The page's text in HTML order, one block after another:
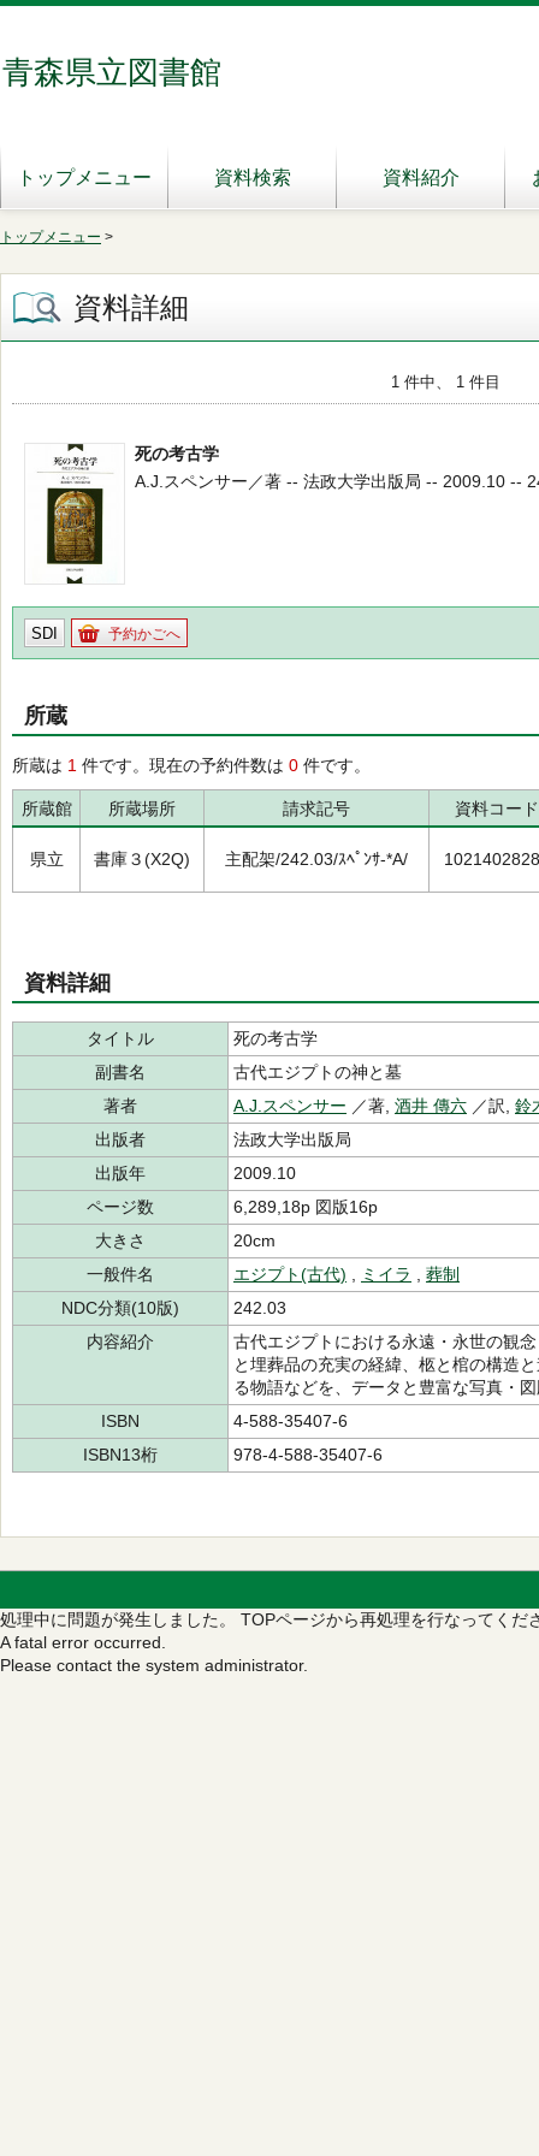
青森県立図書館
トップメニュー 資料検索 資料紹介
トップメニュー >
資料詳細
1 件中、 1 件目
死の考古学
A.J.スペンサー／著 -- 法政大学出版局 -- 2009.10 --
SDI 予約かごへ
所蔵
所蔵は 1 件です。現在の予約件数は 0 件です。
所蔵館 所蔵場所 請求記号 資料コード
県立 書庫３(X2Q) 主配架/242.03/ｽﾍﾟﾝｻ-*A/
資料詳細
タイトル
死の考古学
副書名
古代エジプトの神と墓
著者
A.J.スペンサー ／著, 酒井 傳六 ／訳, 鈴
出版者
法政大学出版局
出版年
2009.10
ページ数
6,289,18p 図版16p
大きさ
20cm
一般件名
エジプト(古代) ミイラ
葬制
NDC分類(10版)
242.03
内容紹介
古代エジプトにおける永遠・永世の観
と埋葬品の充実の経緯、柩と棺の構造
る物語などを、データと豊富な写真・
ISBN
4-588-35407-6
ISBN13桁
978-4-588-35407-6
処理中に問題が発生しました。 TOPページから再処理を行なってくだ
A fatal error occurred.
Please contact the system administrator.